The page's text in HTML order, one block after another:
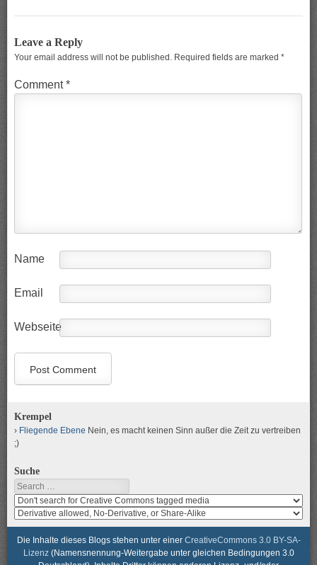
Leave a Reply
Your email address will not be published. Required fields are marked *
Comment*
Name
Email
Webseite
Krempel
Fliegende Ebene Nein, es macht keinen Sinn außer die Zeit zu vertreiben
;)
Suche
Search
Search
media
for
usage
rights
search
media
for
modification
Die Inhalte dieses Blogs stehen unter einer CreativeCommons 3.0 BY-SA-
Lizenz(Namensnennung-Weitergabe unter gleichen Bedingungen 3.0